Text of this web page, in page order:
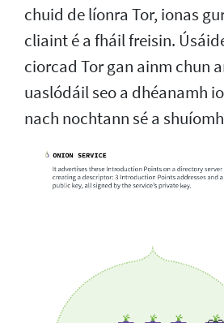
chuid de líonra Tor, ionas
cliaint é a fháil freisin.
ciorcad Tor gan ainm chun
uaslódáil seo a dhéanamh
nach nochtann sé a